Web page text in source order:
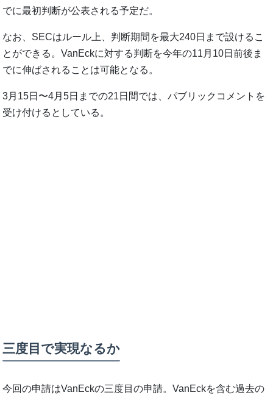
でに最初判断が公表される予定だ。
なお、SECはルール上、判断期間を最大240日まで設けるこ
とができる。VanEckに対する判断を今年の11月10日前後ま
でに伸ばされることは可能となる。
3月15日〜4月5日までの21日間では、パブリックコメントを
受け付けるとしている。
三度目で実現なるか
今回の申請はVanEckの三度目の申請。VanEckを含む過去の